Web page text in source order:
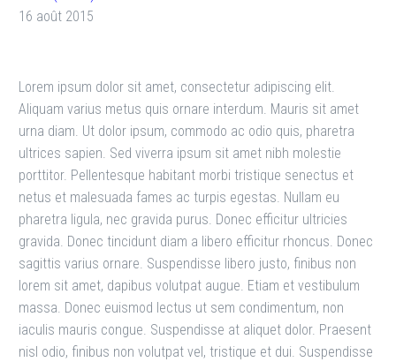
16 août 2015
Lorem ipsum dolor sit amet, consectetur adipiscing elit.
Aliquam varius metus quis ornare interdum. Mauris sit amet
urna diam. Ut dolor ipsum, commodo ac odio quis, pharetra
ultrices sapien. Sed viverra ipsum sit amet nibh molestie
porttitor. Pellentesque habitant morbi tristique senectus et
netus et malesuada fames ac turpis egestas. Nullam eu
pharetra ligula, nec gravida purus. Donec efficitur ultricies
gravida. Donec tincidunt diam a libero efficitur rhoncus. Donec
sagittis varius ornare. Suspendisse libero justo, finibus non
lorem sit amet, dapibus volutpat augue. Etiam et vestibulum
massa. Donec euismod lectus ut sem condimentum, non
iaculis mauris congue. Suspendisse at aliquet dolor. Praesent
nisl odio, finibus non volutpat vel, tristique et dui. Suspendisse